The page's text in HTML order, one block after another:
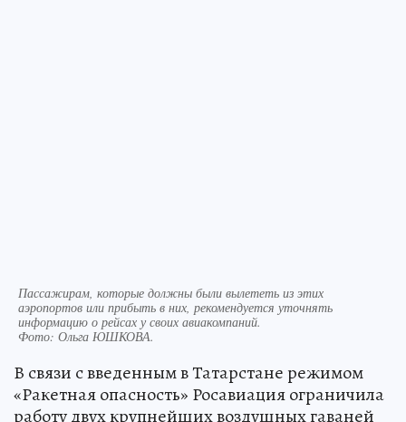
Пассажирам, которые должны были вылететь из этих
аэропортов или прибыть в них, рекомендуется уточнять
информацию о рейсах у своих авиакомпаний.
Фото: Ольга ЮШКОВА.
В связи с введенным в Татарстане режимом
«Ракетная опасность» Росавиация ограничила
работу двух крупнейших воздушных гаваней